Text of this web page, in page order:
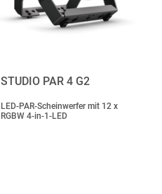
STUDIO PAR 4 G2
LED-PAR-Scheinwerfer mit 12 x
RGBW 4-in-1-LED